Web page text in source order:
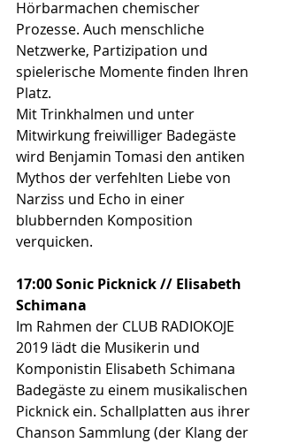
Hörbarmachen chemischer
Prozesse. Auch menschliche
Netzwerke, Partizipation und
spielerische Momente finden Ihren
Platz.
Mit Trinkhalmen und unter
Mitwirkung freiwilliger Badegäste
wird Benjamin Tomasi den antiken
Mythos der verfehlten Liebe von
Narziss und Echo in einer
blubbernden Komposition
verquicken.
17:00 Sonic Picknick // Elisabeth
Schimana
Im Rahmen der CLUB RADIOKOJE
2019 lädt die Musikerin und
Komponistin Elisabeth Schimana
Badegäste zu einem musikalischen
Picknick ein. Schallplatten aus ihrer
Chanson Sammlung (der Klang der